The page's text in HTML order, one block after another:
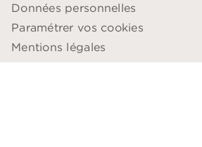
Données personnelles
Paramétrer vos cookies
Mentions légales
Conditions générales d'utilisation